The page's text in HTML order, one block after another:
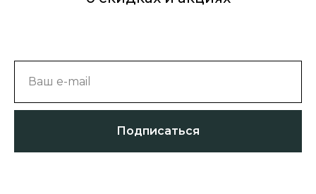
Ваш e-mail
Подписаться